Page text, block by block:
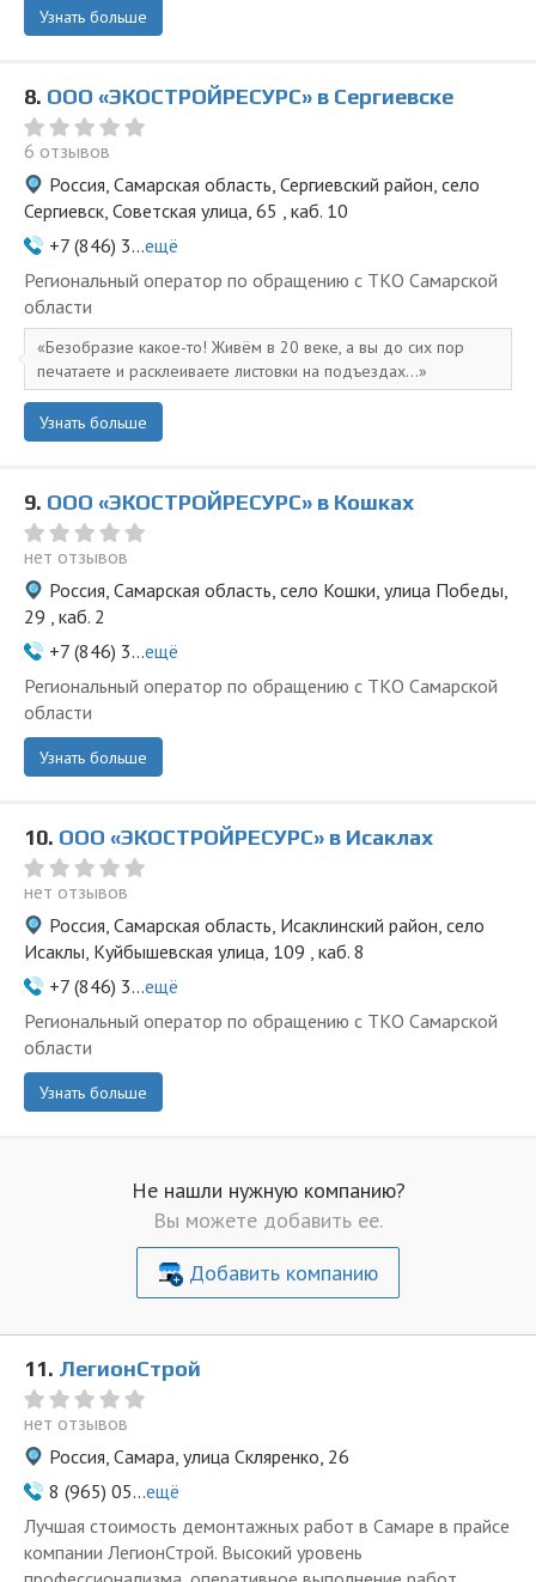
Узнать больше
8. ООО «ЭКОСТРОЙРЕСУРС» в Сергиевске
6 отзывов
Россия, Самарская область, Сергиевский район, село
Сергиевск, Советская улица, 65 , каб. 10
+7 (846) 3...ещё
Региональный оператор по обращению с ТКО Самарской
области
Безобразие какое-то! Живём в 20 веке, а вы до сих пор
печатаете и расклеиваете листовки на подъездах...
Узнать больше
9. ООО «ЭКОСТРОЙРЕСУРС» в Кошках
нет отзывов
Россия, Самарская область, село Кошки, улица Победы,
29 , каб. 2
+7 (846) 3...ещё
Региональный оператор по обращению с ТКО Самарской
области
Узнать больше
10. ООО «ЭКОСТРОЙРЕСУРС» в Исаклах
нет отзывов
Россия, Самарская область, Исаклинский район, село
Исаклы, Куйбышевская улица, 109 , каб. 8
+7 (846) 3...ещё
Региональный оператор по обращению с ТКО Самарской
области
Узнать больше
Не нашли нужную компанию?
Вы можете добавить ее.
Добавить компанию
11. ЛегионСтрой
нет отзывов
Россия, Самара, улица Скляренко, 26
8 (965) 05...ещё
Лучшая стоимость демонтажных работ в Самаре в прайсе
компании ЛегионСтрой. Высокий уровень